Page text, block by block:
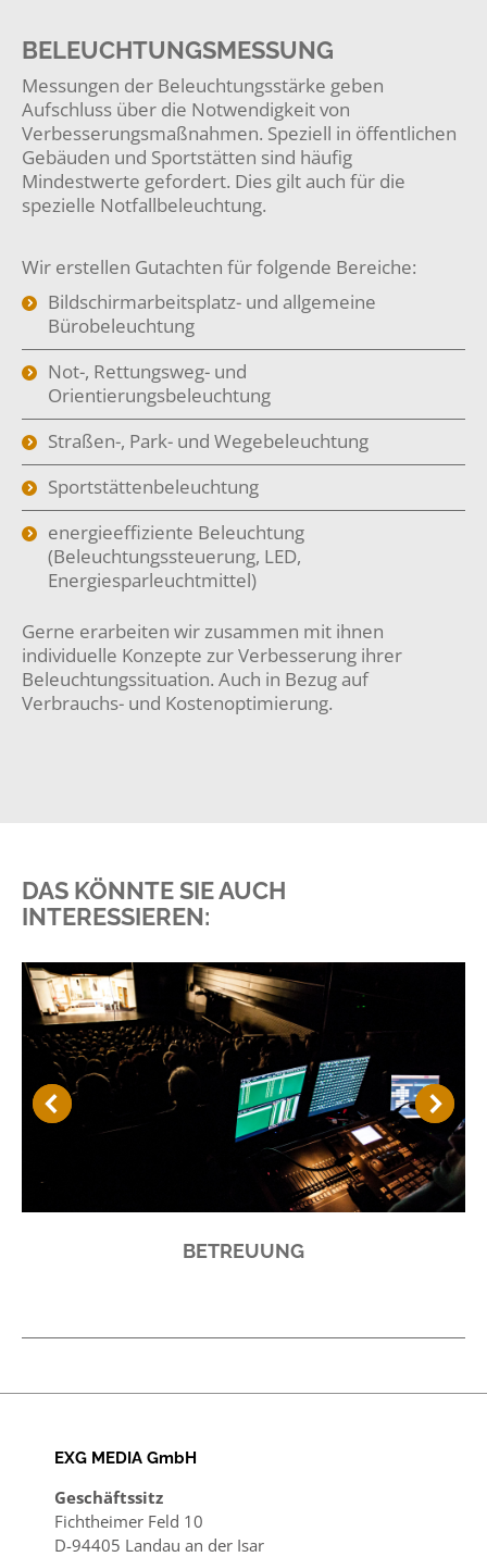
BELEUCHTUNGSMESSUNG
Messungen der Beleuchtungsstärke geben
Aufschluss über die Notwendigkeit von
Verbesserungsmaßnahmen. Speziell in öffentlichen
Gebäuden und Sportstätten sind häufig
Mindestwerte gefordert. Dies gilt auch für die
spezielle Notfallbeleuchtung.
Wir erstellen Gutachten für folgende Bereiche:
Bildschirmarbeitsplatz- und allgemeine
Bürobeleuchtung
Not-, Rettungsweg- und
Orientierungsbeleuchtung
Straßen-, Park- und Wegebeleuchtung
Sportstättenbeleuchtung
energieeffiziente Beleuchtung
(Beleuchtungssteuerung, LED,
Energiesparleuchtmittel)
Gerne erarbeiten wir zusammen mit ihnen
individuelle Konzepte zur Verbesserung ihrer
Beleuchtungssituation. Auch in Bezug auf
Verbrauchs- und Kostenoptimierung.
DAS KÖNNTE SIE AUCH
INTERESSIEREN:
BETREUUNG
EXG MEDIA GmbH
Geschäftssitz
Fichtheimer Feld 10
D-94405 Landau an der Isar